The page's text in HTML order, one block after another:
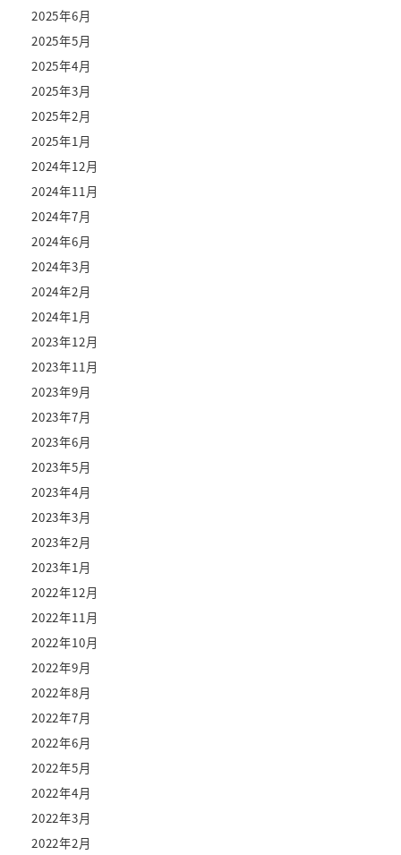
2025年6月
2025年5月
2025年4月
2025年3月
2025年2月
2025年1月
2024年12月
2024年11月
2024年7月
2024年6月
2024年3月
2024年2月
2024年1月
2023年12月
2023年11月
2023年9月
2023年7月
2023年6月
2023年5月
2023年4月
2023年3月
2023年2月
2023年1月
2022年12月
2022年11月
2022年10月
2022年9月
2022年8月
2022年7月
2022年6月
2022年5月
2022年4月
2022年3月
2022年2月